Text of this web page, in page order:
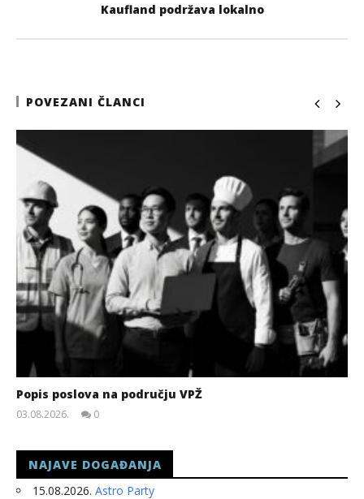
Kaufland podržava lokalno
POVEZANI ČLANCI
Popis poslova na području VPŽ
03.08.2026.
0
NAJAVE DOGAĐANJA
15.08.2026. Astro Party